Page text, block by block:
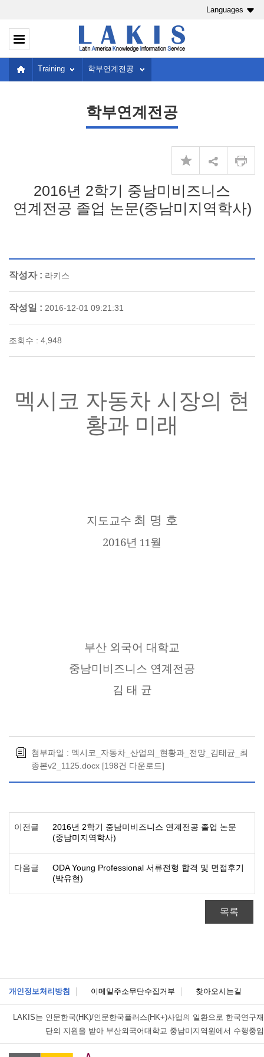
Languages
Training 학부연계전공
학부연계전공
2016년 2학기 중남미비즈니스
연계전공 졸업 논문(중남미지역학사)
작성자 : 라키스
작성일 : 2016-12-01 09:21:31
조회수 : 4,948
멕시코 자동차 시장의 현
황과 미래
지도교수 최 명 호
2016년 11월
부산 외국어 대학교
중남미비즈니스 연계전공
김 태 균
첨부파일 : 멕시코_자동차_산업의_현황과_전망_김태균_최
종본v2_1125.docx [198건 다운로드]
이전글
2016년 2학기 중남미비즈니스 연계전공 졸업 논문
(중남미지역학사)
다음글
ODA Young Professional 서류전형 합격 및 면접후기
(박유현)
목록
개인정보처리방침 이메일주소무단수집거부 찾아오시는길
LAKIS는 인문한국(HK)/인문한국플러스(HK+)사업의 일환으로 한국연구재
단의 지원을 받아 부산외국어대학교 중남미지역원에서 수행중임